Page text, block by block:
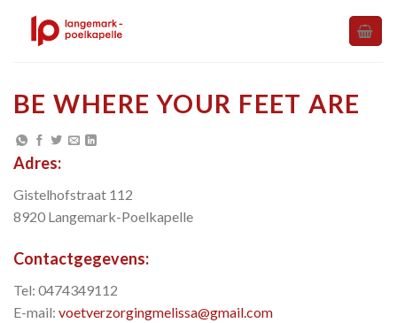
BE WHERE YOUR FEET ARE
Adres:
Gistelhofstraat 112
8920 Langemark-Poelkapelle
Contactgegevens:
Tel: 0474349112
E-mail: voetverzorgingmelissa@gmail.com